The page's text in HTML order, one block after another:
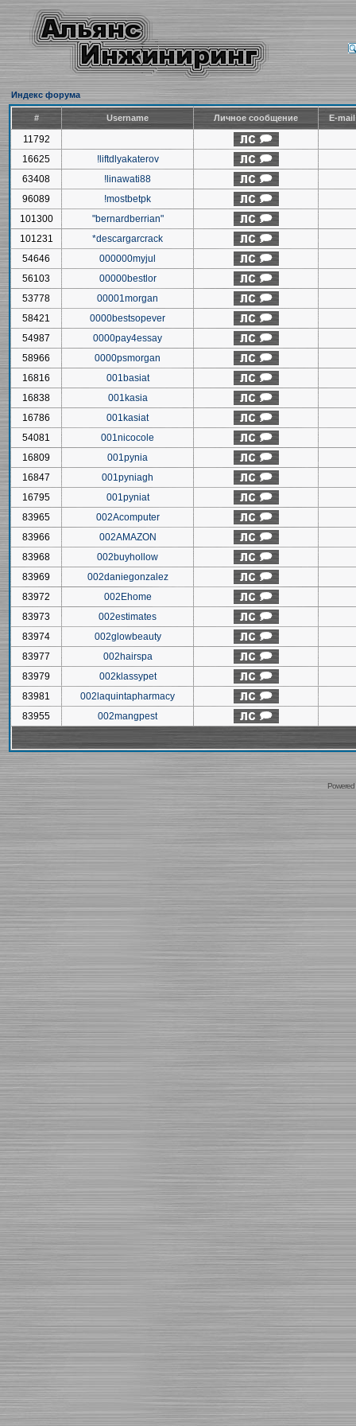
Индекс форума
# Username Личное сообщение E-
11792
16625
!liftdlyakaterov
63408
!linawati88
96089
!mostbetpk
101300
"bernardberrian"
101231
*descargarcrack
54646
000000myjul
56103
00000bestlor
53778
00001morgan
58421
0000bestsopever
54987
0000pay4essay
58966
0000psmorgan
16816
001basiat
16838
001kasia
16786
001kasiat
54081
001nicocole
16809
001pynia
16847
001pyniagh
16795
001pyniat
83965
002Acomputer
83966
002AMAZON
83968
002buyhollow
83969
002daniegonzalez
83972
002Ehome
83973
002estimates
83974
002glowbeauty
83977
002hairspa
83979
002klassypet
83981
002laquintapharmacy
83955
002mangpest